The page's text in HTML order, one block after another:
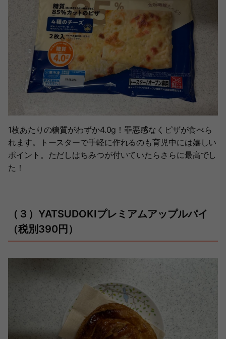
1枚あたりの糖質がわずか4.0g！罪悪感なくピザが食べら
れます。トースターで手軽に作れるのも育児中には嬉しい
ポイント。ただしはちみつが付いていたらさらに最高でし
た！
（３）YATSUDOKIプレミアムアップルパイ
（税別390円）